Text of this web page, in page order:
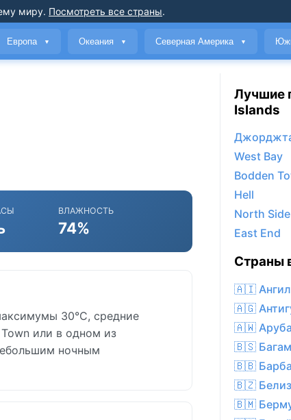
миру. Посмотреть все страны.
Европа ▼ Океания ▼ Северная Америка ▼
ВЛАЖНОСТЬ
74%
30°C, средние
или в одном из
ночным
Лучшие
Islands
West Bay
Bodden
Hell
North Side
East End
Страны
🇦🇮
🇦🇬
🇦🇼 Аруба
🇧🇸
🇧🇧
🇧🇿 Белиз
🇧🇲